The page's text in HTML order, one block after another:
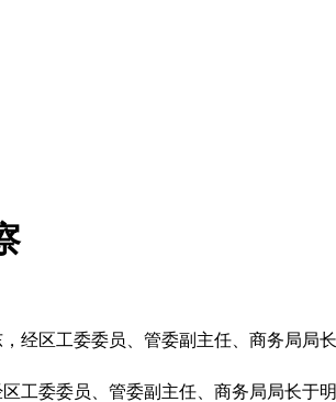
经区工委委员、管委副主任、商务局局
工委委员、管委副主任、商务局局长于